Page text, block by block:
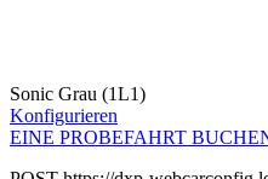
Sonic Grau (1L1)
Konfigurieren
EINE PROBEFAHRT